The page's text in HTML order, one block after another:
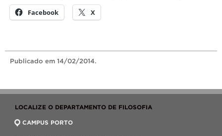
Facebook X
Publicado em 14/02/2014.
LOCALIZE O DEPARTAMENTO DE FILOSOFIA
CAMPUS PORTO